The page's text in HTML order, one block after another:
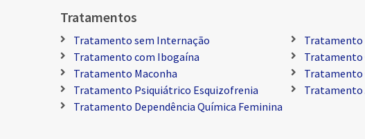
Tratamentos
Tratamento sem Internação
Tratamento com Ibogaína
Tratamento Maconha
Tratamento Psiquiátrico Esquizofrenia
Tratamento Dependência Química Feminina
Tratamento
Tratamento
Tratamento